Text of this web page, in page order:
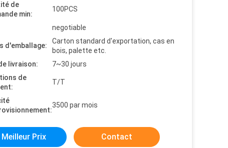
de
min:
100PCS
negotiable
d'emballage:
Carton standard d'exportation, cas en
bois, palette etc.
livraison:
7~30 jours
de
T/T
3500 par mois
Meilleur Prix Contact